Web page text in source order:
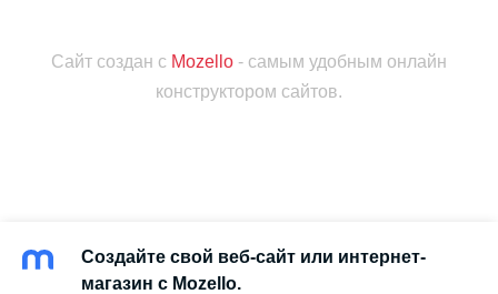
Сайт создан с Mozello - самым удобным онлайн
конструктором сайтов.
Создайте свой веб-сайт или интернет-
магазин с Mozello.